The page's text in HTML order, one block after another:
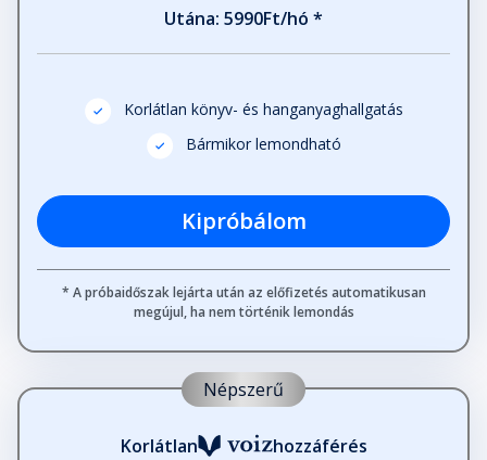
Utána: 5990Ft/hó *
Korlátlan könyv- és hanganyaghallgatás
Bármikor lemondható
Kipróbálom
* A próbaidőszak lejárta után az előfizetés automatikusan
megújul, ha nem történik lemondás
Népszerű
Korlátlan hozzáférés